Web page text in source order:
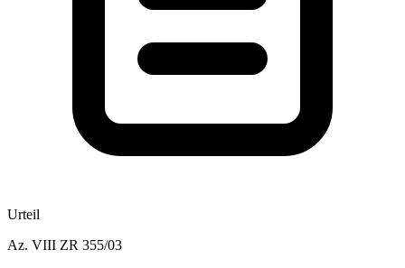
Urteil
Az. VIII ZR 355/03